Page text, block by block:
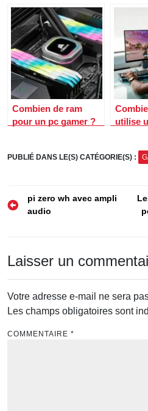
gamer ?
gamer
Combien de ram
pour un pc gamer ?
utilise
PUBLIÉ DANS LE(S) CATÉGORIE(S) :
Navigation
pi zero wh avec ampli
audio
Laisser un
Votre adresse e-mail ne sera
Les champs obligatoires sont
COMMENTAIRE *